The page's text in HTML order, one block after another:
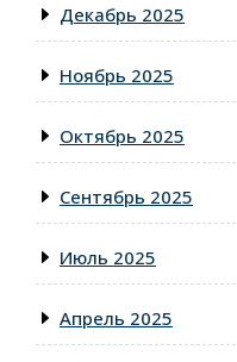
Декабрь 2025
Ноябрь 2025
Октябрь 2025
Сентябрь 2025
Июль 2025
Апрель 2025